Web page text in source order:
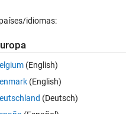
in Simulink and was
your-model-for-effective-
idiomas:
(English)
(English)
(Deutsch)